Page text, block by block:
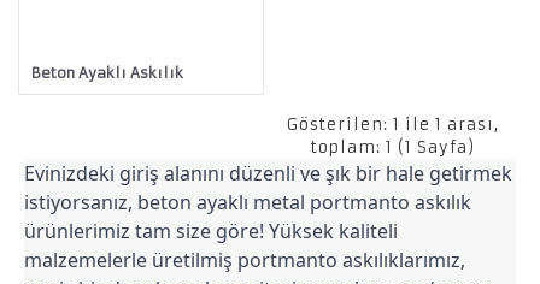
Evinizdeki giriş alanını düzenli ve şık bir hale getirmek
istiyorsanız, beton ayaklı metal portmanto askılık
ürünlerimiz tam size göre! Yüksek kaliteli
malzemelerle üretilmiş portmanto askılıklarımız,
Beton Ayaklı Askılık
Gösterilen: 1 ile 1 arası,
toplam: 1 (1 Sayfa)